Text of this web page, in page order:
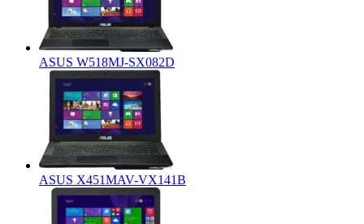
ASUS W518MJ-SX082D
ASUS X451MAV-VX141B